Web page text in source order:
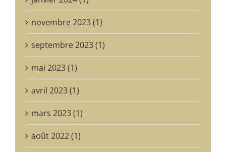
novembre 2023 (1)
septembre 2023 (1)
mai 2023 (1)
avril 2023 (1)
mars 2023 (1)
août 2022 (1)